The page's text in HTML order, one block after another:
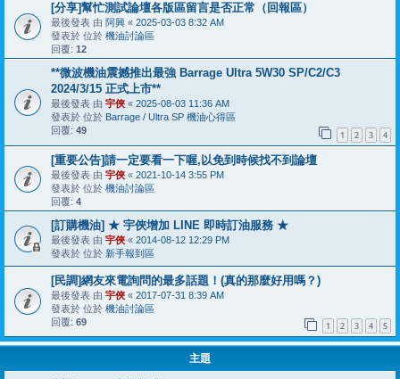
[分享]幫忙測試論壇各版區留言是否正常（回報區）
最後發表 由 阿興 « 2025-03-03 8:32 AM
發表於 位於 機油討論區
回覆: 12
**微波機油震撼推出最強 Barrage Ultra 5W30 SP/C2/C3
2024/3/15 正式上市**
最後發表 由 宇俠 « 2025-08-03 11:36 AM
發表於 位於 Barrage / Ultra SP 機油心得區
回覆: 49 1 2 3 4
[重要公告]請一定要看一下喔,以免到時候找不到論壇
最後發表 由 宇俠 « 2021-10-14 3:55 PM
發表於 位於 機油討論區
回覆: 4
[訂購機油] ★ 宇俠增加 LINE 即時訂油服務 ★
最後發表 由 宇俠 « 2014-08-12 12:29 PM
發表於 位於 新手報到區
[民調]網友來電詢問的最多話題！(真的那麼好用嗎？)
最後發表 由 宇俠 « 2017-07-31 8:39 AM
發表於 位於 機油討論區
回覆: 69 1 2 3 4 5
主題